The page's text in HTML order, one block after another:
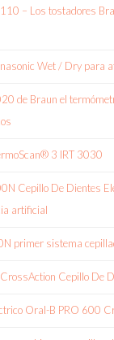
– Los tostadores
Wet / Dry para
de Braun el
3 IRT 3030
Cepillo De Dientes
artificial
primer sistema
Cepillo De
Oral-B PRO 600